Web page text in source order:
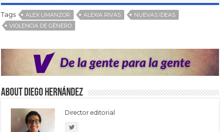
Tags ALEX UMANZOR ALEXIA RIVAS
NUEVAS IDEAS
VIOLENCIA DE GÉNERO
About Diego Hernández
Director editorial